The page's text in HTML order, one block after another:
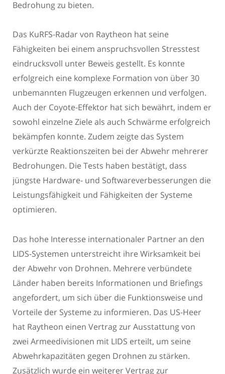
Bedrohung zu bieten.
Das KuRFS-Radar von Raytheon hat seine
Fähigkeiten bei einem anspruchsvollen Stresstest
eindrucksvoll unter Beweis gestellt. Es konnte
erfolgreich eine komplexe Formation von über 30
unbemannten Flugzeugen erkennen und verfolgen.
Auch der Coyote-Effektor hat sich bewährt, indem er
sowohl einzelne Ziele als auch Schwärme erfolgreich
bekämpfen konnte. Zudem zeigte das System
verkürzte Reaktionszeiten bei der Abwehr mehrerer
Bedrohungen. Die Tests haben bestätigt, dass
jüngste Hardware- und Softwareverbesserungen die
Leistungsfähigkeit und Fähigkeiten der Systeme
optimieren.
Das hohe Interesse internationaler Partner an den
LIDS-Systemen unterstreicht ihre Wirksamkeit bei
der Abwehr von Drohnen. Mehrere verbündete
Länder haben bereits Informationen und Briefings
angefordert, um sich über die Funktionsweise und
Vorteile der Systeme zu informieren. Das US-Heer
hat Raytheon einen Vertrag zur Ausstattung von
zwei Armeedivisionen mit LIDS erteilt, um seine
Abwehrkapazitäten gegen Drohnen zu stärken.
Zusätzlich wurde ein weiterer Vertrag zur